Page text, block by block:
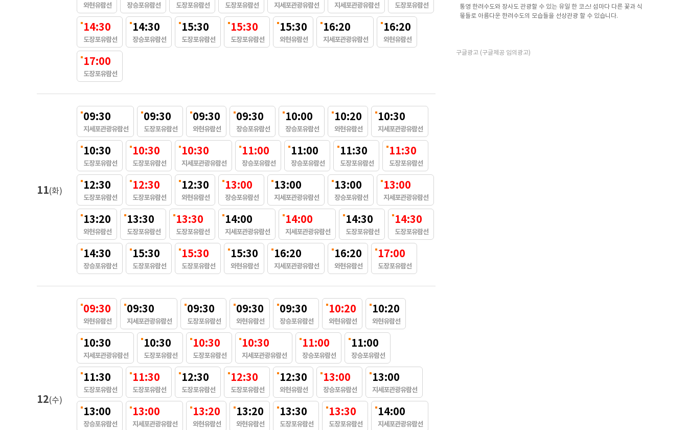
와현유람선 장승포유람선 도장포유람선 도장포유람선 지세포관광유람선 지세포관광유람선 도장포유람선
14:30
도장포유람선
14:30
장승포유람선
15:30
도장포유람선
15:30
도장포유람선
15:30
와현유람선
16:20
지세포관광유람선
16:20
와현유람선
17:00
도장포유람선
11(화)
09:30
지세포관광유람선
09:30
도장포유람선
09:30
와현유람선
09:30
장승포유람선
10:00
장승포유람선
10:20
와현유람선
10:30
지세포관광유람선
10:30
도장포유람선
10:30
도장포유람선
10:30
지세포관광유람선
11:00
장승포유람선
11:00
장승포유람선
11:30
도장포유람선
11:30
도장포유람선
12:30
도장포유람선
12:30
도장포유람선
12:30
와현유람선
13:00
장승포유람선
13:00
지세포관광유람선
13:00
장승포유람선
13:00
지세포관광유람선
13:20
와현유람선
13:30
도장포유람선
13:30
도장포유람선
14:00
지세포관광유람선
14:00
지세포관광유람선
14:30
도장포유람선
14:30
도장포유람선
14:30
장승포유람선
15:30
도장포유람선
15:30
도장포유람선
15:30
와현유람선
16:20
지세포관광유람선
16:20
와현유람선
17:00
도장포유람선
12(수)
09:30
와현유람선
09:30
지세포관광유람선
09:30
도장포유람선
09:30
와현유람선
09:30
장승포유람선
10:20
와현유람선
10:20
와현유람선
10:30
지세포관광유람선
10:30
도장포유람선
10:30
도장포유람선
10:30
지세포관광유람선
11:00
장승포유람선
11:00
장승포유람선
11:30
도장포유람선
11:30
도장포유람선
12:30
도장포유람선
12:30
도장포유람선
12:30
와현유람선
13:00
장승포유람선
13:00
지세포관광유람선
13:00
장승포유람선
13:00
지세포관광유람선
13:20
와현유람선
13:20
와현유람선
13:30
도장포유람선
13:30
도장포유람선
14:00
지세포관광유람선
통영의 아름다운 야경, 통영대교의 교각과 건물들에 그려진 예술 작품들,밤
바다의 낭만적인 분위기를 채워줄 아름다운 불꽃쇼가 함께 합니다.
통영 한려수도와 장사도 관광할 수 있는 유일 한 코스! 섬마다 다른 꽃과 식
물들로 아름다운 한려수도의 모습들을 선상관광 할 수 있습니다.
충무공이순신의 역사와 함께 한산도의 숨쉬는 과거와 현재의 통영을 경험합
니다. 한려수도의 한산도와 다양한 섬들을 감상하실 수 있습니다.
구글광고 (구글제공 임의광고)